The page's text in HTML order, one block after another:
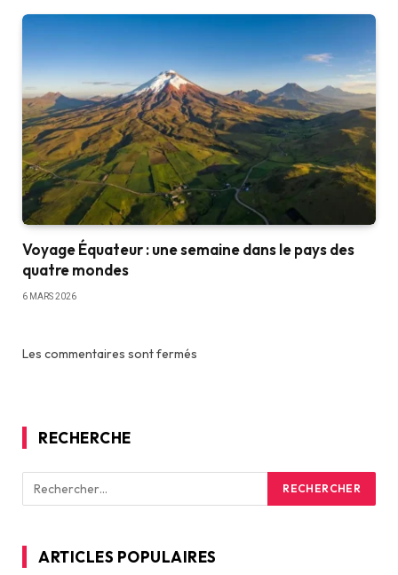
Voyage Équateur : une semaine dans le pays des
quatre mondes
6 MARS 2026
Les commentaires sont fermés
RECHERCHE
ARTICLES POPULAIRES